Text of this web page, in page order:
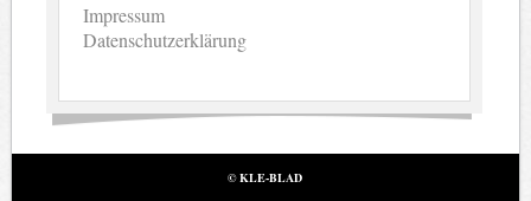
Impressum
Datenschutzerklärung
© KLE-BLAD